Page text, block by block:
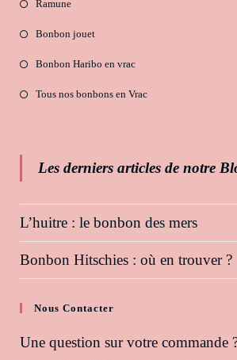
Ramune
Bonbon jouet
Bonbon Haribo en vrac
Tous nos bonbons en Vrac
Les derniers articles de notre
L’huitre : le bonbon des mers
Bonbon Hitschies : où en trouver ?
Nous Contacter
Une question sur votre commande